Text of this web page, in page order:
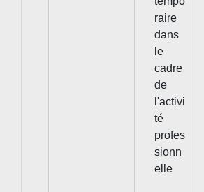
raire
dans
le
cadre
de
l'activi
té
profes
sionn
elle